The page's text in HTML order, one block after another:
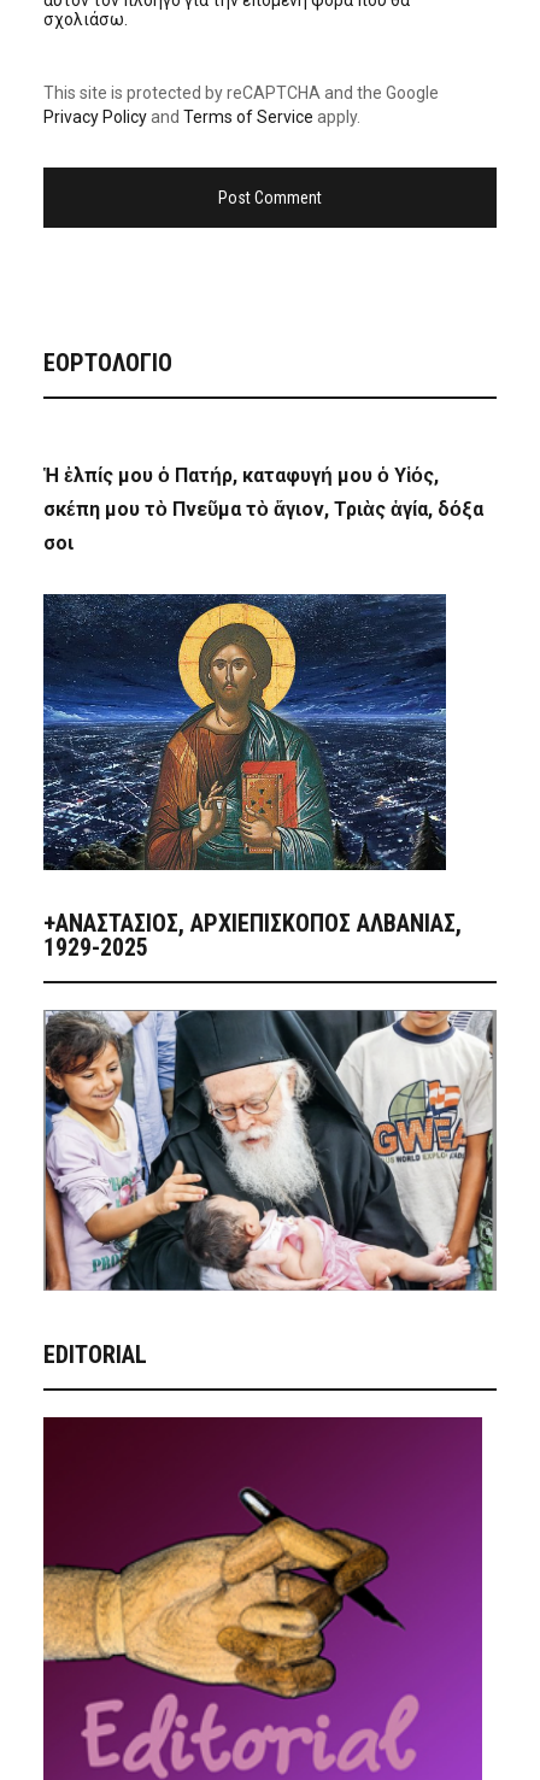
σχολιάσω.
This site is protected by reCAPTCHA and the Google
Privacy Policyand Terms of Service apply.
ΕΟΡΤΟΛΟΓΙΟ
Ἡ ἐλπίς μου ὁ Πατήρ, καταφυγή μου ὁ Υἱός,
σκέπη μου τὸ Πνεῦμα τὸ ἅγιον, Τριὰς ἁγία, δόξα
σοι
+ΑΝΑΣΤΆΣΙΟΣ, ΑΡΧΙΕΠΊΣΚΟΠΟΣ ΑΛΒΑΝΊΑΣ,
1929-2025
EDITORIAL